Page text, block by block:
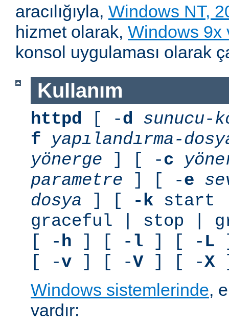
aracılığıyla, Windows NT,
hizmet olarak, Windows 9x
konsol uygulaması olarak
Kullanım
httpd [ -d
f
yapılandırma-
yönerge ] [ -c
parametre ] [ -e
dosya ] [ -k start
graceful | stop |
[ -h ] [ - l ] [ - L
[ -v ] [ -V] [ -X
Windows sistemlerinde,
vardır: